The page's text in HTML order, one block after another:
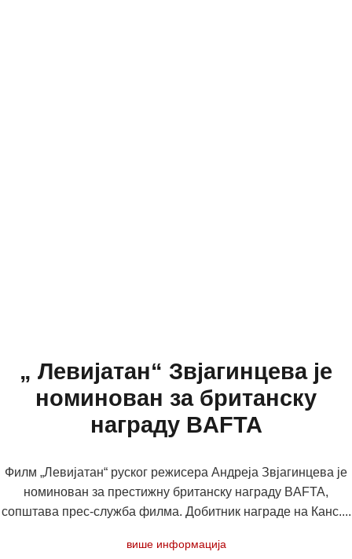
„ Левијатан“ Звјагинцева је
номинован за британску
награду BAFTA
Филм „Левијатан“ руског режисера Андреја Звјагинцева је
номинован за престижну британску награду BAFTA,
сопштава прес-служба филма. Добитник награде на Канс....
више информација